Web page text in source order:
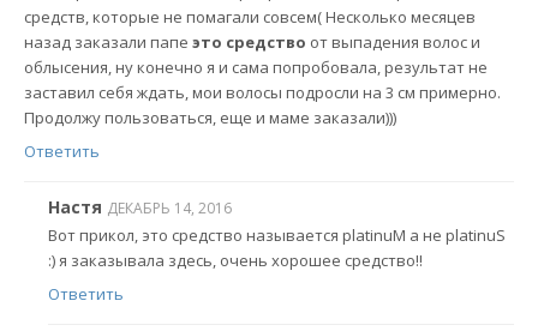
средств, которые не помагали совсем( Несколько месяцев
назад заказали папе это средство от выпадения волос и
облысения, ну конечно я и сама попробовала, результат не
заставил себя ждать, мои волосы подросли на 3 см примерно.
Продолжу пользоваться, еще и маме заказали)))
Ответить
Настя ДЕКАБРЬ 14, 2016
Вот прикол, это средство называется platinuM а не platinuS
:) я заказывала здесь, очень хорошее средство!!
Ответить